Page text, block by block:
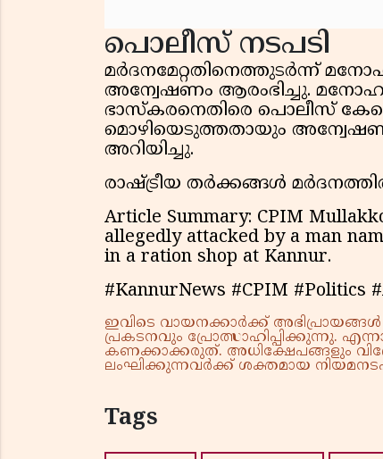
പൊലീസ് നടപടി
മർദനമേറ്റതിനെത്തുടർന്ന്
അന്വേഷണം ആരംഭിച്ചു.
ഭാസ്കരനെതിരെ പൊലീസ്
മൊഴിയെടുത്തതായും
അറിയിച്ചു.
രാഷ്ട്രീയ തർക്കങ്ങൾ
Article Summary: CPIM
allegedly attacked by a man
in a ration shop at Kannur.
#KannurNews #CPIM #Politics
ഇവിടെ വായനക്കാർക്ക് അഭിപ്രായങ്ങൾ
പ്രകടനവും പ്രോത്സാഹിപ്പിക്കുന്നു.
കണക്കാക്കരുത്. അധിക്ഷേപങ്ങളും
ലംഘിക്കുന്നവർക്ക് ശക്തമായ
Tags